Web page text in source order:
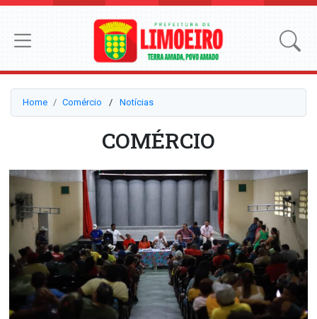
Home Comércio ⠀/⠀ Notícias
COMÉRCIO